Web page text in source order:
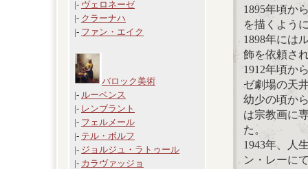
|- ヴェロネーゼ
|- クラーナハ
|- ファン・エイク
バロック美術
|- ルーベンス
|- レンブラント
|- フェルメール
|- テル・ボルフ
|- ジョルジュ・ラトゥール
|- カラヴァッジョ
1895年頃か
を描くよう
1898年には
飾を依頼さ
1912年頃か
ゼ劇場の天
幼少の頃か
は宗教画に
た。
1943年、人
ン・レーに